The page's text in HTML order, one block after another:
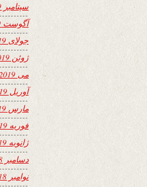
سپتامبر 2019
آگوست 2019
جولای 2019
ژوئن 2019
می 2019
آوریل 2019
مارس 2019
فوریه 2019
ژانویه 2019
دسامبر 2018
نوامبر 2018